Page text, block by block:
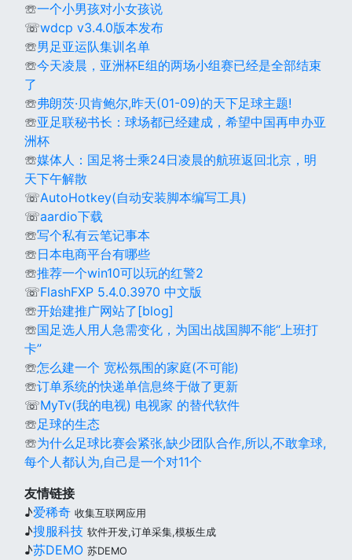
☏一个小男孩对小女孩说
☏wdcp v3.4.0版本发布
☏男足亚运队集训名单
☏今天凌晨，亚洲杯E组的两场小组赛已经是全部结束
了
☏弗朗茨·贝肯鲍尔,昨天(01-09)的天下足球主题!
☏亚足联秘书长：球场都已经建成，希望中国再申办亚
洲杯
☏媒体人：国足将士乘24日凌晨的航班返回北京，明
天下午解散
☏AutoHotkey(自动安装脚本编写工具)
☏aardio下载
☏写个私有云笔记事本
☏日本电商平台有哪些
☏推荐一个win10可以玩的红警2
☏FlashFXP 5.4.0.3970 中文版
☏开始建推广网站了[blog]
☏国足选人用人急需变化，为国出战国脚不能“上班打
卡”
☏怎么建一个 宽松氛围的家庭(不可能)
☏订单系统的快递单信息终于做了更新
☏MyTv(我的电视) 电视家 的替代软件
☏足球的生态
☏为什么足球比赛会紧张,缺少团队合作,所以,不敢拿球,
每个人都认为,自己是一个对11个
友情链接
♪爱稀奇 收集互联网应用
♪搜服科技 软件开发,订单采集,模板生成
♪苏DEMO 苏DEMO